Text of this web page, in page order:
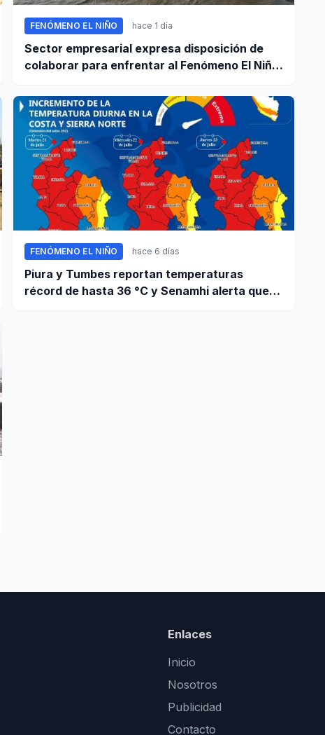
FENÓMENO EL NIÑO hace 1 día
Sector empresarial expresa disposición de
colaborar para enfrentar al Fenómeno El Niño,
FENÓMENO EL NIÑO hace 6 días
Piura y Tumbes reportan temperaturas
récord de hasta 36 °C y Senamhi alerta que
Enlaces
Inicio
Nosotros
Publicidad
Contacto